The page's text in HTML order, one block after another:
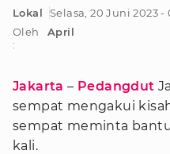
Lokal
Selasa, 20 Juni 2023 -
Oleh
:
April
Jakarta – Pedangdut
sempat mengakui
sempat meminta
kali.